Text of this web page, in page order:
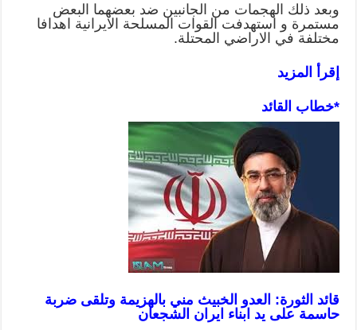
وبعد ذلك الهجمات من الجانبين ضد بعضهما البعض
مستمرة و استهدفت القوات المسلحة الايرانية اهدافا
مختلفة في الاراضي المحتلة.
إقرأ المزيد
*خطاب القائد
قائد الثورة: العدو الخبيث مني بالهزيمة وتلقى ضربة
حاسمة على يد ابناء ايران الشجعان